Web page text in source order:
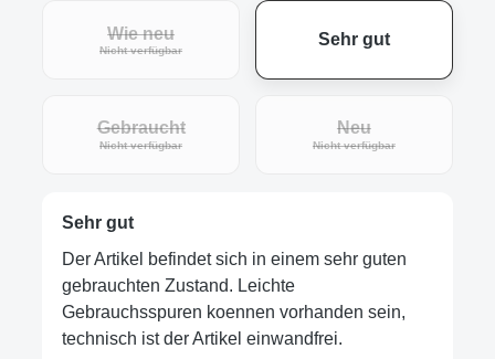
Wie neu
Nicht verfügbar(Diese Option ist zurzeit nicht verfügbar.)
Sehr gut
Gebraucht
Nicht verfügbar(Diese Option ist zurzeit nicht verfügbar.)
Neu
Nicht verfügbar(Diese Option ist
Sehr gut
Der Artikel befindet sich in einem sehr guten
gebrauchten Zustand. Leichte
Gebrauchsspuren koennen vorhanden sein,
technisch ist der Artikel einwandfrei.